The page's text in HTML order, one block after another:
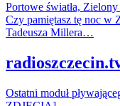
Portowe światła,
Czy pamiętasz tę noc w
Tadeusza Millera…
Ostatni moduł